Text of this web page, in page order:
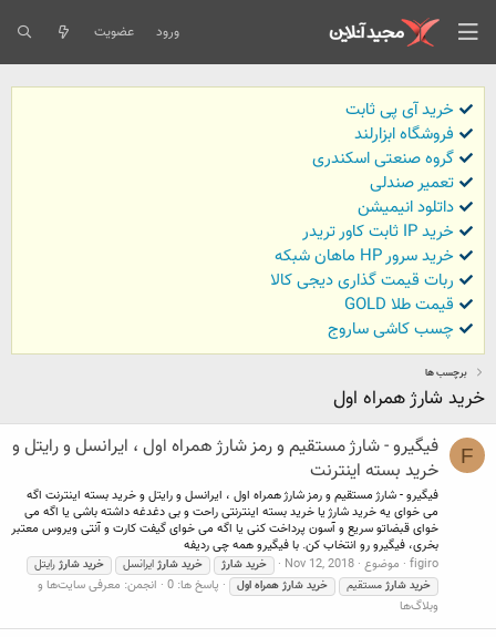
ورود عضویت
خرید آی پی ثابت
فروشگاه ابزارلند
گروه صنعتی اسکندری
تعمیر صندلی
داتلود انیمیشن
خرید IP ثابت کاور تریدر
خرید سرور HP ماهان شبکه
ربات قیمت گذاری دیجی کالا
قیمت طلا GOLD
چسب کاشی ساروج
برچسب ها
خرید شارژ همراه اول
F
فیگیرو - شارژ مستقیم و رمز شارژ همراه اول ، ایرانسل و رایتل و
خرید بسته اینترنت
فیگیرو - شارژ مستقیم و رمز شارژ همراه اول ، ایرانسل و رایتل و خرید بسته اینترنت اگه
می خوای یه خرید شارژ یا خرید بسته اینترنتی راحت و بی دغدغه داشته باشی یا اگه می
خوای قبضاتو سریع و آسون پرداخت کنی یا اگه می خوای گیفت کارت و آنتی ویروس معتبر
بخری، فیگیرو رو انتخاب کن. با فیگیرو همه چی ردیفه
figiro موضوع Nov 12, 2018 خرید شارژ خرید شارژ ایرانسل خرید شارژ رایتل
خرید شارژ مستقیم خرید شارژ همراه اول پاسخ ها: 0 انجمن: معرفی سایت‌ها و
وبلاگ‌ها